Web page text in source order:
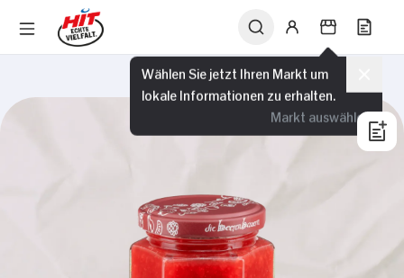
Wählen Sie jetzt Ihren Markt um
lokale Informationen zu erhalten.
Markt auswählen